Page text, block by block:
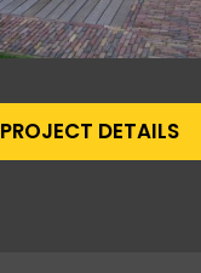
PROJECT DETAILS